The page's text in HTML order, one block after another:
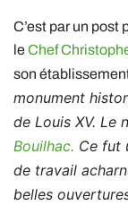
C’est par un post
leChef
son
monument
de Louis XV. Le
Bouilhac. Ce fut
de travail
belles